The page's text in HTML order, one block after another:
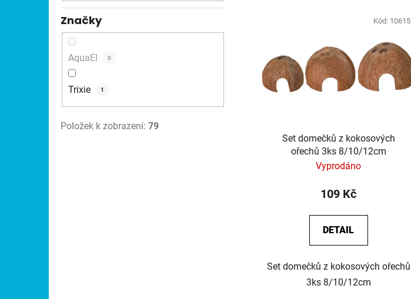
Značky
AquaEl 0
Trixie 1
Položek k zobrazení: 79
s
p
Set domečků z kokosových
ořechů 3ks 8/10/12cm
Vyprodáno
109 Kč
DETAIL
Set domečků z kokosových ořechů
3ks 8/10/12cm
Kód: 10615